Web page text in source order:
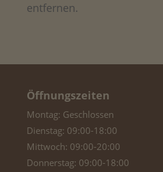
entfernen.
Öffnungszeiten
Montag: Geschlossen
Dienstag: 09:00-18:00
Mittwoch: 09:00-20:00
Donnerstag: 09:00-18:00